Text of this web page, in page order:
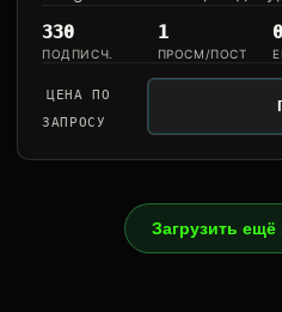
330
ПОДПИСЧ.
1
ПРОСМ/ПОСТ
ЦЕНА ПО
ЗАПРОСУ
Загрузить ещё